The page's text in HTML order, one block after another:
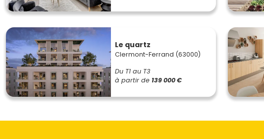
Le quartz
Clermont-Ferrand (63000)
Du T1 au T3
à partir de 139 000 €